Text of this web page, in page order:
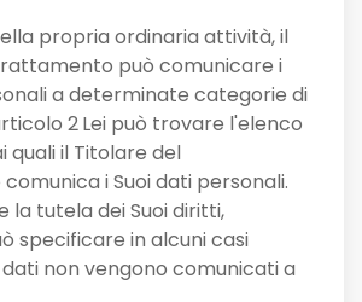
propria ordinaria attività, il
può comunicare i
a determinate categorie di
2Lei può trovare l'elenco
quali il Titolare del
i Suoi dati personali.
la tutela dei Suoi diritti,
specificare in alcuni casi
dati non vengono comunicati a